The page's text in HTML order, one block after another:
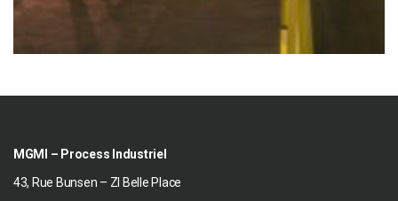
MGMI – Process Industriel
43, Rue Bunsen – ZI Belle Place